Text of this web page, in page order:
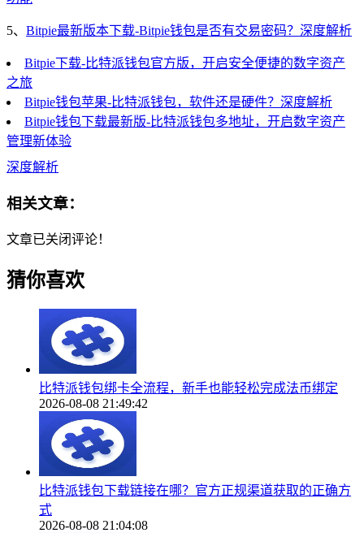
5、 Bitpie最新版本下载-Bitpie钱包是否有交易密码？深度解析
Bitpie下载-比特派钱包官方版，开启安全便捷的数字资产
之旅
Bitpie钱包苹果-比特派钱包，软件还是硬件？深度解析
Bitpie钱包下载最新版-比特派钱包多地址，开启数字资产
管理新体验
深度解析
相关文章：
文章已关闭评论！
猜你喜欢
比特派钱包绑卡全流程，新手也能轻松完成法币绑定
2026-08-08 21:49:42
比特派钱包下载链接在哪？官方正规渠道获取的正确方
式
2026-08-08 21:04:08